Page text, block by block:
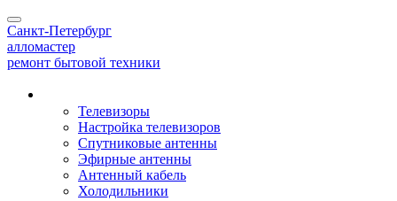
Toggle
navigation
Санкт-Петербург
алломастер
ремонт бытовой техники
Телевизоры
Настройка телевизоров
Спутниковые антенны
Эфирные антенны
Антенный кабель
Холодильники